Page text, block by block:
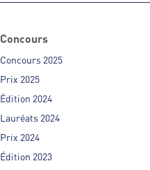
Concours
Concours 2025
Prix 2025
Édition 2024
Lauréats 2024
Prix 2024
Édition 2023